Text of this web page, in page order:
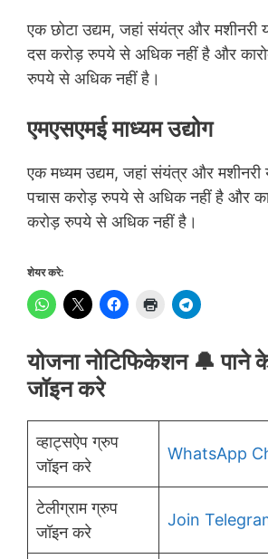
एक छोटा उद्यम, जहां संयंत्र और मशीनरी
दस करोड़ रुपये से अधिक नहीं है और
रुपये से अधिक नहीं है।
एमएसएमई माध्यम उद्योग
एक मध्यम उद्यम, जहां संयंत्र और मशीनरी
पचास करोड़ रुपये से अधिक नहीं है और
करोड़ रुपये से अधिक नहीं है।
शेयर करे:
योजना नोटिफिकेशन 🔔 पाने
जॉइन करे
व्हाट्सऐप ग्रुप
जॉइन करे
WhatsApp
टेलीग्राम ग्रुप
जॉइन करे
Join